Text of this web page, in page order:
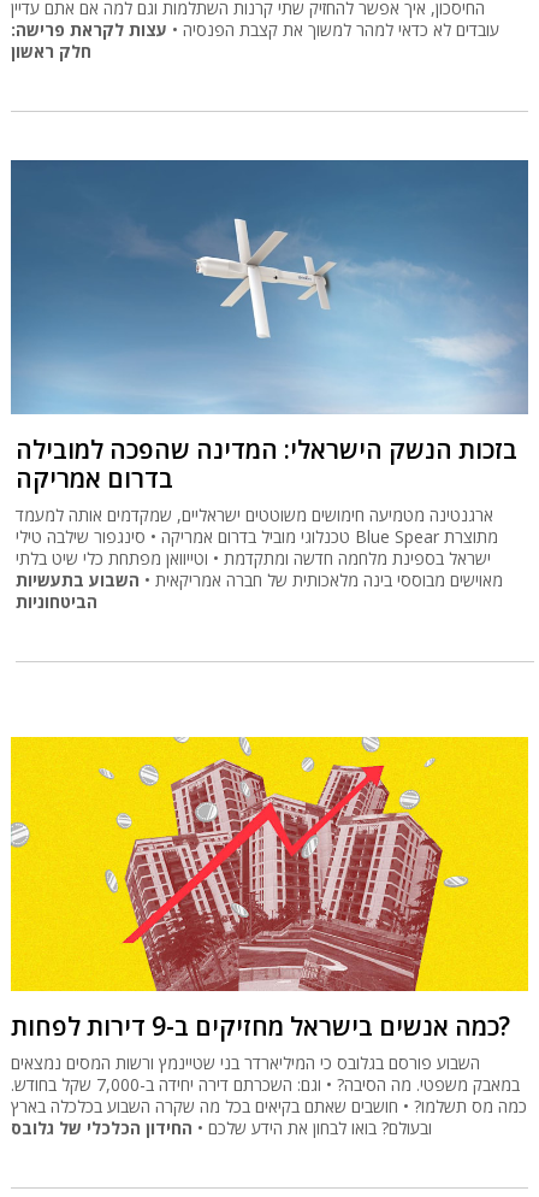
החיסכון, איך אפשר להחזיק שתי קרנות השתלמות וגם למה אם אתם עדיין
עובדים לא כדאי למהר למשוך את קצבת הפנסיה • עצות לקראת פרישה:
חלק ראשון
בזכות הנשק הישראלי: המדינה שהפכה למובילה
בדרום אמריקה
ארגנטינה מטמיעה חימושים משוטטים ישראליים, שמקדמים אותה למעמד
טכנלוגי מוביל בדרום אמריקה • סינגפור שילבה טילי Blue Spear מתוצרת
ישראל בספינת מלחמה חדשה ומתקדמת • וטייוואן מפתחת כלי שיט בלתי
מאוישים מבוססי בינה מלאכותית של חברה אמריקאית • השבוע בתעשיות
הביטחוניות
כמה אנשים בישראל מחזיקים ב-9 דירות לפחות?
השבוע פורסם בגלובס כי המיליארדר בני שטיינמץ ורשות המסים נמצאים
במאבק משפטי. מה הסיבה? • וגם: השכרתם דירה יחידה ב-7,000 שקל בחודש.
כמה מס תשלמו? • חושבים שאתם בקיאים בכל מה שקרה השבוע בכלכלה בארץ
ובעולם? בואו לבחון את הידע שלכם • החידון הכלכלי של גלובס